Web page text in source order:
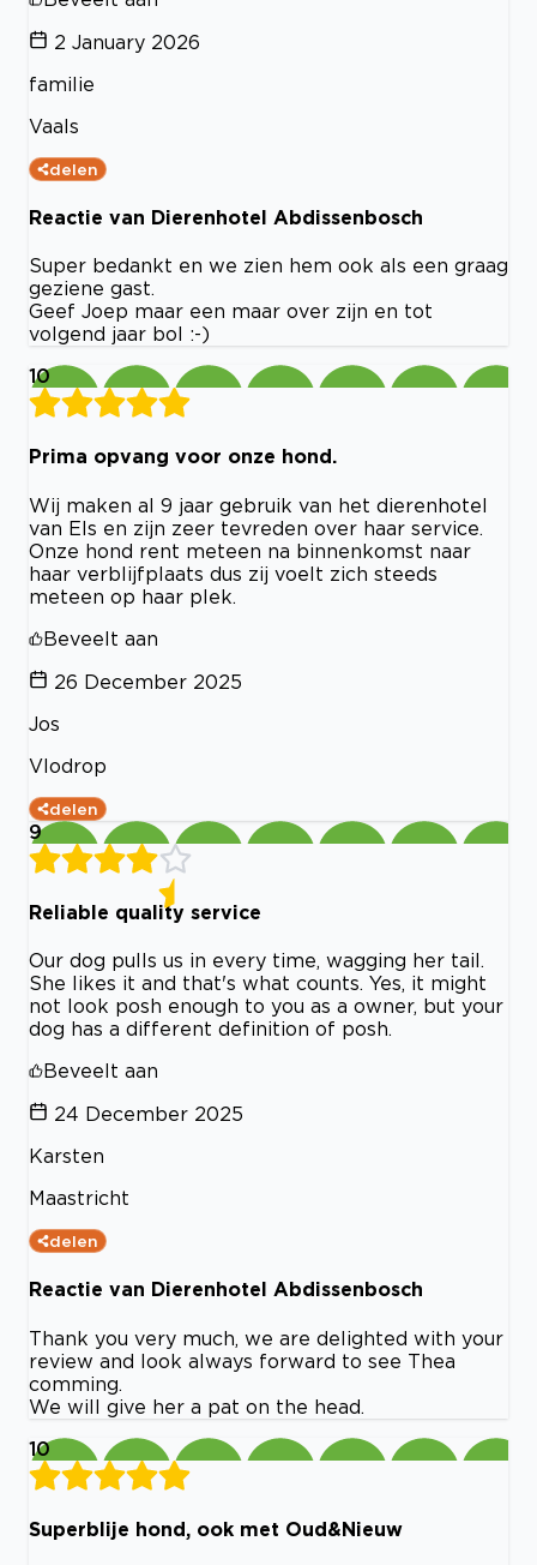
2 January 2026
familie
Vaals
delen
Reactie van Dierenhotel Abdissenbosch
Super bedankt en we zien hem ook als een graag
geziene gast.
Geef Joep maar een maar over zijn en tot
volgend jaar bol :-)
10
Prima opvang voor onze hond.
Wij maken al 9 jaar gebruik van het dierenhotel
van Els en zijn zeer tevreden over haar service.
Onze hond rent meteen na binnenkomst naar
haar verblijfplaats dus zij voelt zich steeds
meteen op haar plek.
Beveelt aan
26 December 2025
Jos
Vlodrop
delen
9
Reliable quality service
Our dog pulls us in every time, wagging her tail.
She likes it and that's what counts. Yes, it might
not look posh enough to you as a owner, but your
dog has a different definition of posh.
Beveelt aan
24 December 2025
Karsten
Maastricht
delen
Reactie van Dierenhotel Abdissenbosch
Thank you very much, we are delighted with your
review and look always forward to see Thea
comming.
We will give her a pat on the head.
10
Superblije hond, ook met Oud&Nieuw